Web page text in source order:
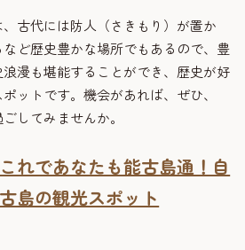
古代には防人（さきもり）が置か
ど歴史豊かな場所でもあるので、豊
漫も堪能することができ、歴史が好
ットです。機会があれば、ぜひ、
してみませんか。
これであなたも能古島通！自
島の観光スポット